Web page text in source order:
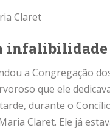
Claret
a Congregação
que ele
durante o
Claret. Ele já